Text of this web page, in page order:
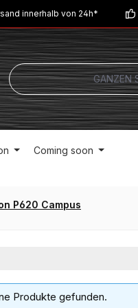
innerhalb von 24h*
Coming soon
P620 Campus
Produkte gefunden.